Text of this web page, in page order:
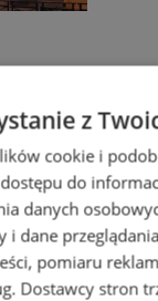
z
cookie i
do
danych
i dane
pomiaru
Dostawcy stron